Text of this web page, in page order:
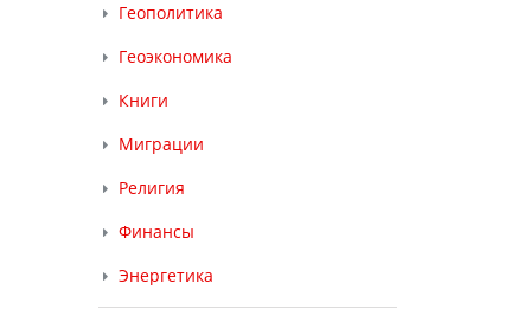
Геополитика
Геоэкономика
Книги
Миграции
Религия
Финансы
Энергетика